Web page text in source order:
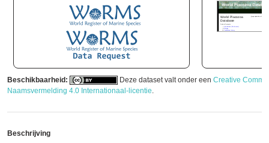
Beschikbaarheid: Deze dataset valt onder een Creative
Naamsvermelding 4.0 Internationaal-licentie.
Beschrijving